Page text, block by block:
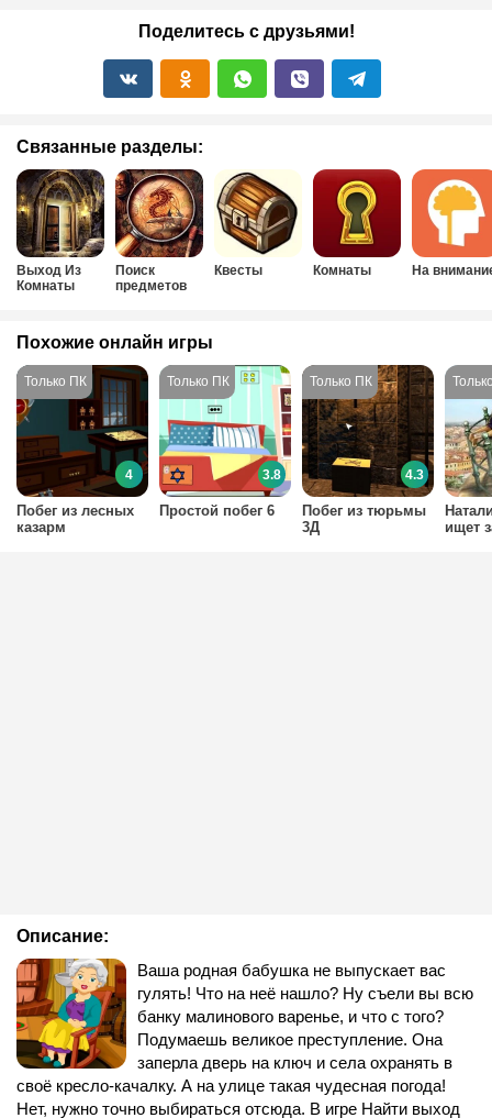
Поделитесь с друзьями!
Связанные разделы:
Выход Из
Комнаты
Поиск
предметов
Квесты Комнаты На
Описание:
Ваша родная бабушка не выпускает вас
гулять! Что на неё нашло? Ну съели вы всю
банку малинового варенье, и что с того?
Подумаешь великое преступление. Она
заперла дверь на ключ и села охранять в
своё кресло-качалку. А на улице такая чудесная погода!
Нет, нужно точно выбираться отсюда. В игре Найти выход
Похожие онлайн игры
Побег из лесных
казарм
4
Простой побег 6
3.8
Побег из тюрьмы
3Д
4.3
ищет